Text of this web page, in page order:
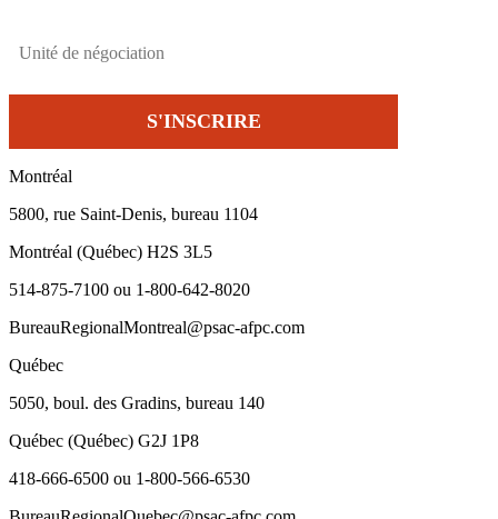
Montréal
5800, rue Saint-Denis, bureau 1104
Montréal (Québec) H2S 3L5
514-875-7100 ou 1-800-642-8020
BureauRegionalMontreal@psac-afpc.com
Québec
5050, boul. des Gradins, bureau 140
Québec (Québec) G2J 1P8
418-666-6500 ou 1-800-566-6530